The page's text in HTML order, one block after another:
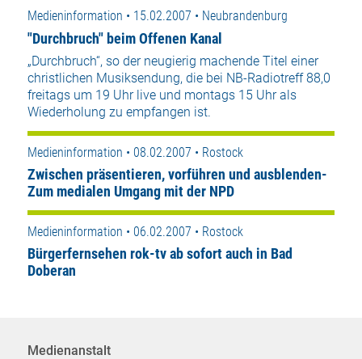
Medieninformation • 15.02.2007 • Neubrandenburg
"Durchbruch" beim Offenen Kanal
„Durchbruch“, so der neugierig machende Titel einer
christlichen Musiksendung, die bei NB-Radiotreff 88,0
freitags um 19 Uhr live und montags 15 Uhr als
Wiederholung zu empfangen ist.
Medieninformation • 08.02.2007 • Rostock
Zwischen präsentieren, vorführen und ausblenden-
Zum medialen Umgang mit der NPD
Medieninformation • 06.02.2007 • Rostock
Bürgerfernsehen rok-tv ab sofort auch in Bad
Doberan
Medienanstalt